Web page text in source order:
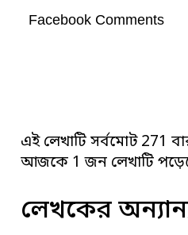
Facebook Comments
এই লেখাটি সর্বমোট 271
আজকে 1 জন লেখাটি
লেখকের